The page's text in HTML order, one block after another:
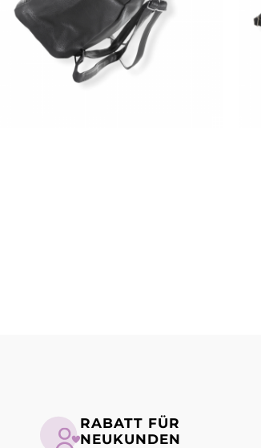
RABATT FÜR
NEUKUNDEN